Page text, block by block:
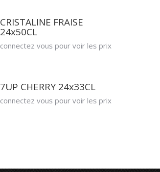
CRISTALINE FRAISE
24x50CL
connectez vous pour voir les prix
7UP CHERRY 24x33CL
connectez vous pour voir les prix